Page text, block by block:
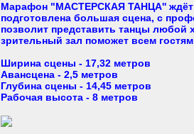
Марафон "МАСТЕРСКАЯ ТАНЦА'' ждёт
подготовлена большая сцена, с
позволит представить танцы
зрительный зал поможет всем
Ширина сцены - 17,32 метров
Авансцена - 2,5 метров
Глубина сцены - 14,45 метров
Рабочая высота - 8 метров